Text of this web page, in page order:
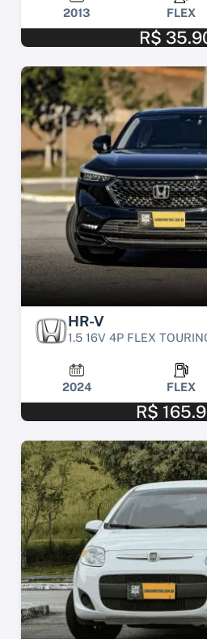
2013 FLEX
R$
HR-V
1.5 16V 4P FLEX
2024 FLEX
R$